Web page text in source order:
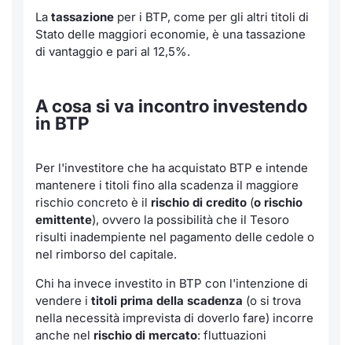
La tassazione per i BTP, come per gli altri titoli di
Stato delle maggiori economie, è una tassazione
di vantaggio e pari al 12,5%.
A cosa si va incontro investendo
in BTP
Per l'investitore che ha acquistato BTP e intende
mantenere i titoli fino alla scadenza il maggiore
rischio concreto è il rischio di credito (o rischio
emittente), ovvero la possibilità che il Tesoro
risulti inadempiente nel pagamento delle cedole o
nel rimborso del capitale.
Chi ha invece investito in BTP con l'intenzione di
vendere i titoli prima della scadenza (o si trova
nella necessità imprevista di doverlo fare) incorre
anche nel rischio di mercato: fluttuazioni